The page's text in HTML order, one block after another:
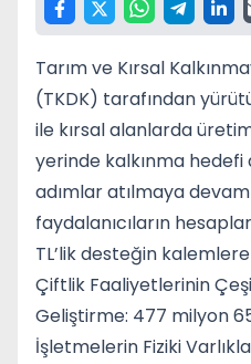
Tarım ve Kırsal
(TKDK) tarafından
ile kırsal alanlarda
yerinde kalkınma
adımlar atılmaya
faydalanıcıların
TL’lik desteğin
Çiftlik Faaliyetlerinin
Geliştirme: 477 milyon
İşletmelerin Fiziki